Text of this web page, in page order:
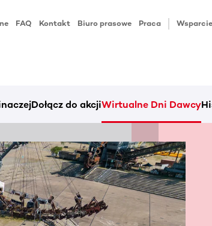
FAQ Kontakt Biuro prasowe Praca
Dołącz do akcjiWirtualne Dni Dawcy